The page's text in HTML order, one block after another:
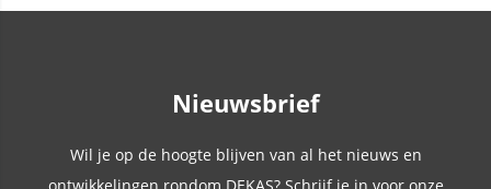
Nieuwsbrief
Wil je op de hoogte blijven van al het nieuws en